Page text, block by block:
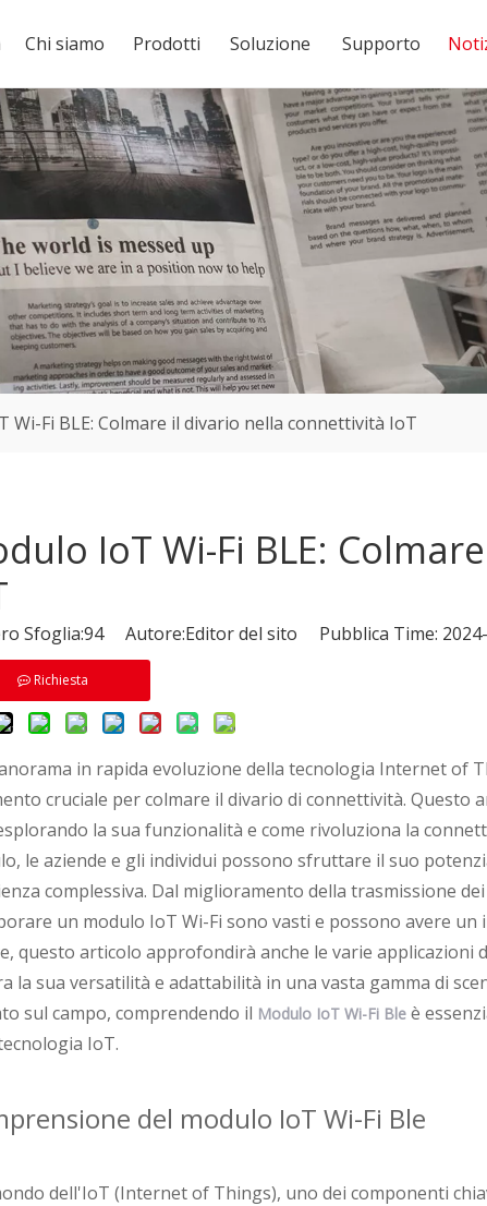
Chi siamo Prodotti Soluzione Supporto
Wi-Fi BLE: Colmare il divario nella connettività IoT
IoT Wi-Fi BLE:
Sfoglia:94Autore:Editor del sito Pubblica Time:
Richiesta
in rapida evoluzione della tecnologia Internet of
cruciale per colmare il divario di connettività. Questo
la sua funzionalità e come rivoluziona la
le aziende e gli individui possono sfruttare il suo
complessiva. Dal miglioramento della trasmissione
un modulo IoT Wi-Fi sono vasti e possono avere
questo articolo approfondirà anche le varie
la sua versatilità e adattabilità in una vasta gamma di
sul campo, comprendendo il Modulo IoT Wi-Fi Ble è
IoT.
del modulo IoT Wi-Fi Ble
dell'IoT (Internet of Things), uno dei componenti